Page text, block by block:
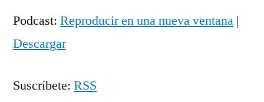
audio
Podcast: Reproducir en una nueva ventana |
Descargar
Suscríbete: RSS